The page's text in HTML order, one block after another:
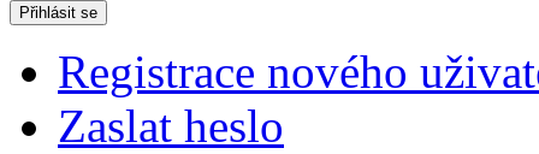
Registrace nového
Zaslat heslo